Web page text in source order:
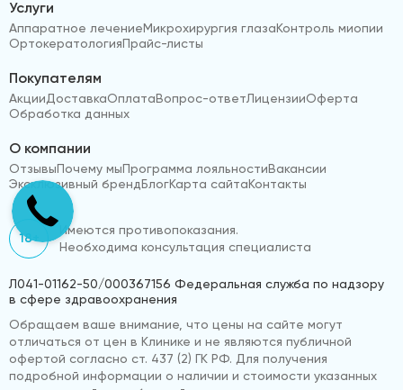
Услуги
Аппаратное лечениеМикрохирургия глазаКонтроль миопии
ОртокератологияПрайс-листы
Покупателям
АкцииДоставкаОплатаВопрос-ответЛицензииОферта
Обработка данных
О компании
ОтзывыПочему мыПрограмма лояльностиВакансии
Эксклюзивный брендБлогКарта сайтаКонтакты
18+
Имеются противопоказания.
Необходима консультация специалиста
Л041-01162-50/000367156 Федеральная служба по надзору
в сфере здравоохранения
Обращаем ваше внимание, что цены на сайте могут
отличаться от цен в Клинике и не являются публичной
офертой согласно ст. 437 (2) ГК РФ. Для получения
подробной информации о наличии и стоимости указанных